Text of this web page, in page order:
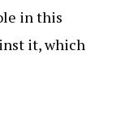
in this
it, which